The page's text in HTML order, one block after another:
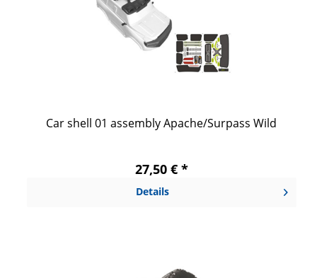
Car shell 01 assembly Apache/Surpass Wild
27,50 € *
Details